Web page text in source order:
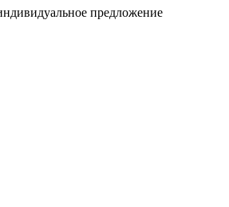
предложение